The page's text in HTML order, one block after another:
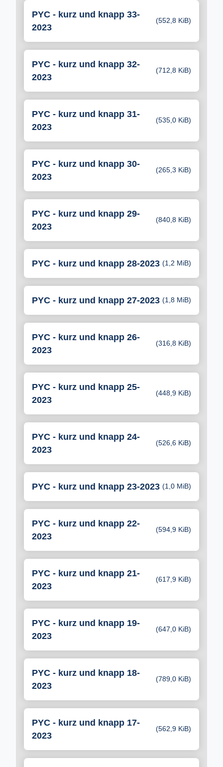
PYC - kurz und knapp 33-
2023
(552,8 KiB)
PYC - kurz und knapp 32-
2023
(712,8 KiB)
PYC - kurz und knapp 31-
2023
(535,0 KiB)
PYC - kurz und knapp 30-
2023
(265,3 KiB)
PYC - kurz und knapp 29-
2023
(840,8 KiB)
PYC - kurz und knapp 28-2023 (1,2 MiB)
PYC - kurz und knapp 27-2023 (1,8 MiB)
PYC - kurz und knapp 26-
2023
(316,8 KiB)
PYC - kurz und knapp 25-
2023
(448,9 KiB)
PYC - kurz und knapp 24-
2023
(526,6 KiB)
PYC - kurz und knapp 23-2023 (1,0 MiB)
PYC - kurz und knapp 22-
2023
(594,9 KiB)
PYC - kurz und knapp 21-
2023
(617,9 KiB)
PYC - kurz und knapp 19-
2023
(647,0 KiB)
PYC - kurz und knapp 18-
2023
(789,0 KiB)
PYC - kurz und knapp 17-
2023
(562,9 KiB)